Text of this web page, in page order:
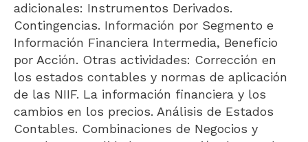
adicionales: Instrumentos Derivados.
Contingencias. Información por Segmento e
Información Financiera Intermedia, Beneficio
por Acción. Otras actividades: Corrección en
los estados contables y normas de aplicación
de las NIIF. La información financiera y los
cambios en los precios. Análisis de Estados
Contables. Combinaciones de Negocios y